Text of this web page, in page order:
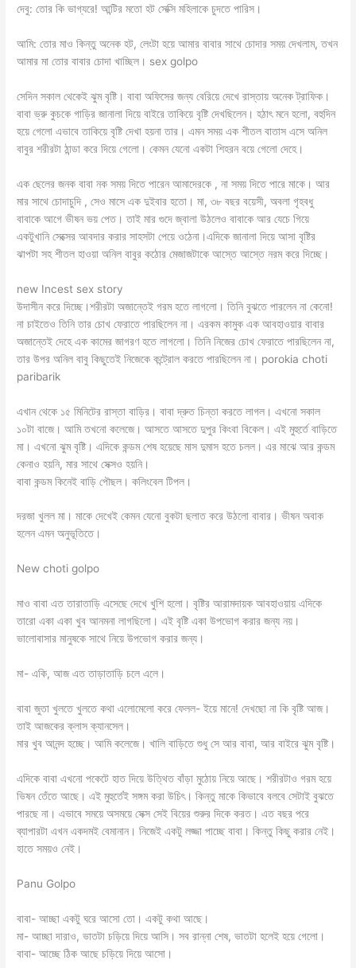
দেবু: তোর কি ভাগ্যরে! আন্টির মতো হট সেক্সি মহিলাকে চুদতে পারিস।
আমি: তোর মাও কিন্তু অনেক হট, লেংটা হয়ে আমার বাবার সাথে চোদার সময় দেখলাম, তখন
আমার মা তোর বাবার চোদা খাচ্ছিল। sex golpo
সেদিন সকাল থেকেই ঝুম বৃষ্টি। বাবা অফিসের জন্য বেরিয়ে দেখে রাস্তায় অনেক ট্রাফিক।
বাবা ভ্রু কুচকে গাড়ির জানালা দিয়ে বাইরে তাকিয়ে বৃষ্টি দেখছিলেন। হঠাৎ মনে হলো, বহুদিন
হয়ে গেলো এভাবে তাকিয়ে বৃষ্টি দেখা হয়না তার। এমন সময় এক শীতল বাতাস এসে অনিল
বাবুর শরীরটা ঠান্ডা করে দিয়ে গেলো। কেমন যেনো একটা শিহরন বয়ে গেলো দেহে।
এক ছেলের জনক বাবা নক সময় দিতে পারেন আমাদেরকে , না সময় দিতে পারে মাকে। আর
মার সাথে চোদাচুদি , সেও মাসে এক দুইবার হতো। মা, ৩৮ বছর বয়েসী, অবলা গৃহবধু
বাবাকে আগে ভীষন ভয় পেত। তাই মার গুদে জ্বালা উঠলেও বাবাকে আর যেচে গিয়ে
একটুখানি সেক্সের আবদার করার সাহসটা পেয়ে ওঠেনা।এদিকে জানালা দিয়ে আসা বৃষ্টির
ঝাপটা সহ শীতল হাওয়া অনিল বাবুর কঠোর মেজাজটাকে আস্তে আস্তে নরম করে দিচ্ছে।
new Incest sex story
উদাসীন করে দিচ্ছে।শরীরটা অজান্তেই গরম হতে লাগলো। তিনি বুঝতে পারলেন না কেনো!
না চাইতেও তিনি তার চোখ ফেরাতে পারছিলেন না। এরকম কামুক এক আবহাওয়ার বাবার
অজান্তেই দেহে এক কামের জাগরণ হতে লাগলো। তিনি নিজের চোখ ফেরাতে পারছিলেন না,
তার উপর অনিল বাবু কিছুতেই নিজেকে কন্ট্রোল করতে পারছিলেন না। porokia choti
paribarik
এখান থেকে ১৫ মিনিটের রাস্তা বাড়ির। বাবা দ্রুত চিন্তা করতে লাগল। এখনো সকাল
১০টা বাজে। আমি তখনো কলেজে। আসতে আসতে দুপুর কিংবা বিকেল। এই মুহুর্তে বাড়িতে
মা। এখনো ঝুম বৃষ্টি। এদিকে কন্ডম শেষ হয়েছে মাস দুমাস হতে চলল। এর মাঝে আর কন্ডম
কেনাও হয়নি, মার সাথে সেক্সও হয়নি।
বাবা কন্ডম কিনেই বাড়ি পৌছল। কলিংবেল টিপল।
দরজা খুলল মা। মাকে দেখেই কেমন যেনো বুকটা ছলাত করে উঠলো বাবার। ভীষন অবাক
হলেন এমন অনুভূতিতে।
New choti golpo
মাও বাবা এত তারাতাড়ি এসেছে দেখে খুশি হলো। বৃষ্টির আরামদায়ক আবহাওয়ায় এদিকে
তারো একা একা খুব আনমনা লাগছিলো। এই বৃষ্টি একা উপভোগ করার জন্য নয়।
ভালোবাসার মানুষকে সাথে নিয়ে উপভোগ করার জন্য।
মা- একি, আজ এত তাড়াতাড়ি চলে এলে।
বাবা জুতা খুলতে খুলতে কথা এলোমেলো করে ফেলল- ইয়ে মানে! দেখছো না কি বৃষ্টি আজ।
তাই আজকের ক্লাস ক্যানসেল।
মার খুব আনন্দ হচ্ছে। আমি কলেজে। খালি বাড়িতে শুধু সে আর বাবা, আর বাইরে ঝুম বৃষ্টি।
এদিকে বাবা এখনো পকেটে হাত দিয়ে উত্থিত বাঁড়া মুঠোয় নিয়ে আছে। শরীরটাও গরম হয়ে
ভিষন তেঁতে আছে। এই মুহুর্তেই সঙ্গম করা উচিৎ। কিন্তু মাকে কিভাবে বলবে সেটাই বুঝতে
পারছে না। এভাবে সময়ে অসময়ে সেক্স সেই বিয়ের শুরুর দিকে করত। এত বছর পরে
ব্যাপারটা এখন একদমই বেমানান। নিজেই একটু লজ্জা পাচ্ছে বাবা। কিন্তু কিছু করার নেই।
হাতে সময়ও নেই।
Panu Golpo
বাবা- আচ্ছা একটু ঘরে আসো তো। একটু কথা আছে।
মা- আচ্ছা দারাও, ভাতটা চড়িয়ে দিয়ে আসি। সব রান্না শেষ, ভাতটা হলেই হয়ে গেলো।
বাবা- আচ্ছে ঠিক আছে চড়িয়ে দিয়ে আসো।